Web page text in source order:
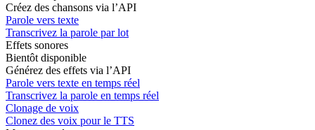
Créez des chansons via l’API
Parole vers texte
Transcrivez la parole par lot
Effets sonores
Bientôt disponible
Générez des effets via l’API
Parole vers texte en temps réel
Transcrivez la parole en temps réel
Clonage de voix
Clonez des voix pour le TTS